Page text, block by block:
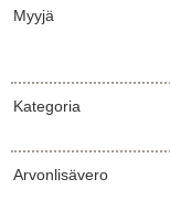
Myyjä
Kategoria
Arvonlisävero